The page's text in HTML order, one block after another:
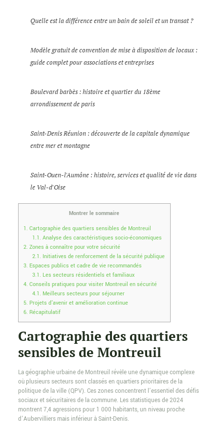
Quelle est la différence entre un bain de soleil et un transat ?
Modèle gratuit de convention de mise à disposition de locaux :
guide complet pour associations et entreprises
Boulevard barbès : histoire et quartier du 18ème
arrondissement de paris
Saint-Denis Réunion : découverte de la capitale dynamique
entre mer et montagne
Saint-Ouen-l'Aumône : histoire, services et qualité de vie dans
le Val-d'Oise
Montrer le sommaire
1. Cartographie des quartiers sensibles de Montreuil
1.1. Analyse des caractéristiques socio-économiques
2. Zones à connaître pour votre sécurité
2.1. Initiatives de renforcement de la sécurité publique
3. Espaces publics et cadre de vie recommandés
3.1. Les secteurs résidentiels et familiaux
4. Conseils pratiques pour visiter Montreuil en sécurité
4.1. Meilleurs secteurs pour séjourner
5. Projets d’avenir et amélioration continue
6. Récapitulatif
Cartographie des quartiers
sensibles de Montreuil
La géographie urbaine de Montreuil révèle une dynamique complexe
où plusieurs secteurs sont classés en quartiers prioritaires de la
politique de la ville (QPV). Ces zones concentrent l’essentiel des défis
sociaux et sécuritaires de la commune. Les statistiques de 2024
montrent 7,4 agressions pour 1 000 habitants, un niveau proche
d’Aubervilliers mais inférieur à Saint-Denis.